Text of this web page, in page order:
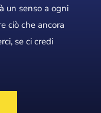
un senso a ogni
ciò che ancora
se ci credi